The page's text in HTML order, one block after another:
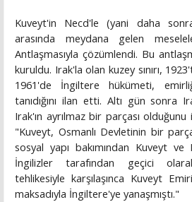
Kuveyt'in Necd'le (yani daha
arasında meydana gelen
Antlaşmasıyla çözümlendi. Bu
kuruldu. Irak'la olan kuzey sınırı,
1961'de İngiltere hükümeti,
tanıdığını ilan etti. Altı gün sonra
Irak'ın ayrılmaz bir parçası
"Kuveyt, Osmanlı Devletinin bir
sosyal yapı bakımından Kuveyt
İngilizler tarafından geçici
tehlikesiyle karşılaşınca Kuveyt
maksadıyla İngiltere'ye yanaşmıştı."